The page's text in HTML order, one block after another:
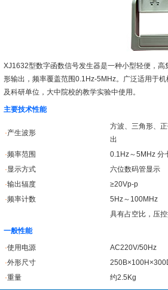
XJ1632型数字函数信号发生器是一种小型轻便，
形输出，频率覆盖范围0.1Hz-5MHz。广泛适用于
及科研单位，大中院校的教学实验中使用。
主要技术性能
·产生波形
方波、三角形、
出
·频率范围
0.1Hz～5MHz 分
·显示方式
六位数码管显示
·输出辐度
≥20Vp-p
·频率计数
5Hz～100MHz
具有占空比，压
一般性能
·使用电源
AC220V/50Hz
·外形尺寸
·重量 约2.5Kg